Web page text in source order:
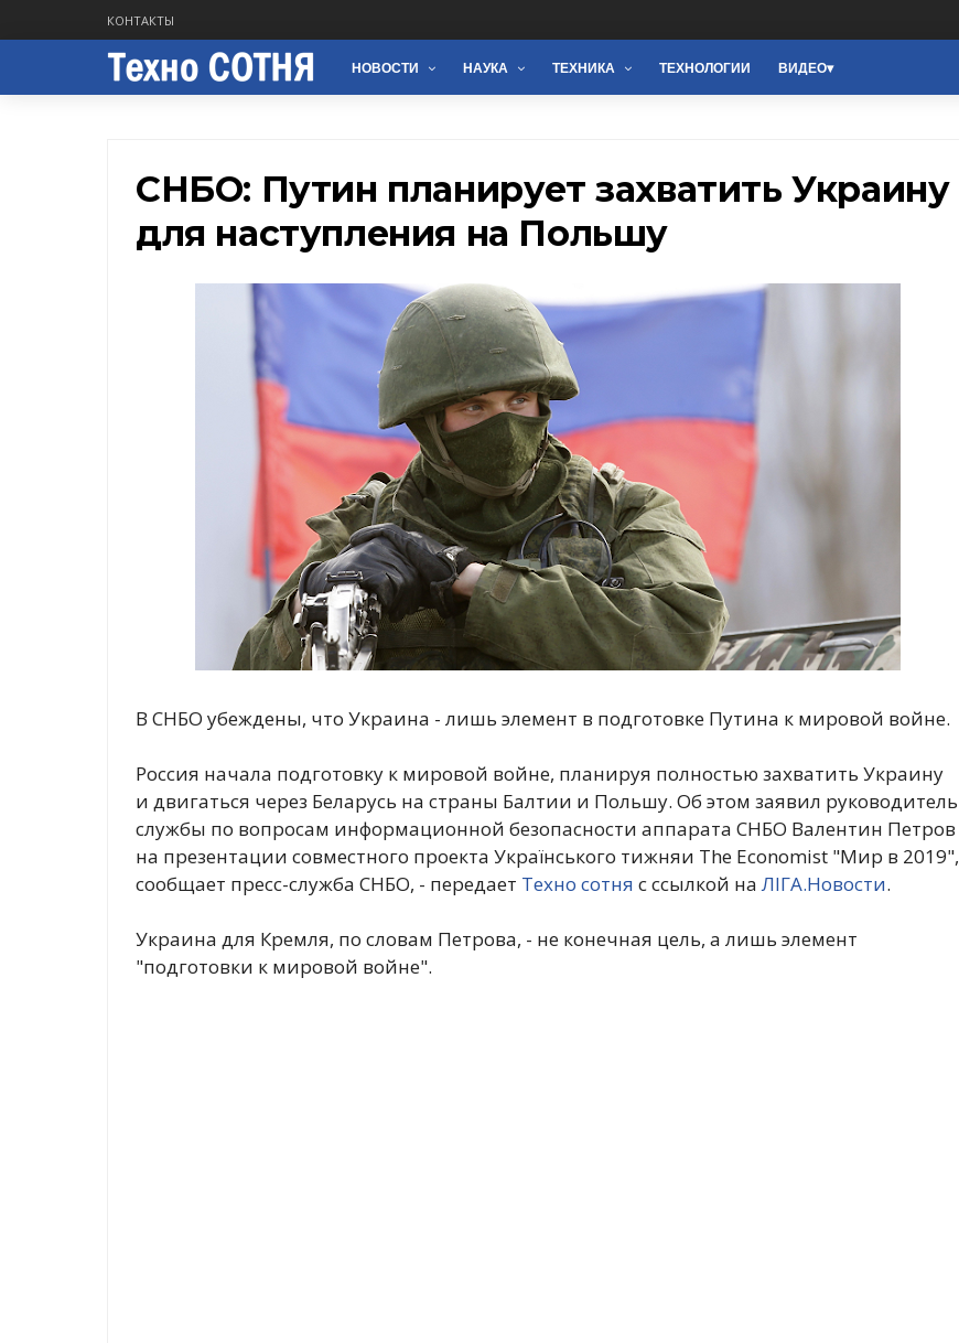
КОНТАКТЫ
НОВОСТИ НАУКА ТЕХНИКА ТЕХНОЛОГИИ ВИДЕО
СНБО: Путин планирует захватить Украину
для наступления на Польшу
В СНБО убеждены, что Украина - лишь элемент в подготовке Путина к мировой войне.
Россия начала подготовку к мировой войне, планируя полностью захватить Украину
и двигаться через Беларусь на страны Балтии и Польшу. Об этом заявил руководитель
службы по вопросам информационной безопасности аппарата СНБО Валентин Петров
на презентации совместного проекта Українського тижняи The Economist "Мир в 2019",
сообщает пресс-служба СНБО, - передает Техно сотня с ссылкой наЛІГА.Новости.
Украина для Кремля, по словам Петрова, - не конечная цель, а лишь элемент
"подготовки к мировой войне".